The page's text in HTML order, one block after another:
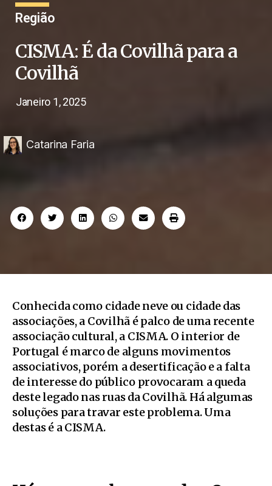
Região
CISMA: É da Covilhã para a
Covilhã
Janeiro 1, 2025
Catarina Faria
Conhecida como cidade neve ou cidade das
associações, a Covilhã é palco de uma recente
associação cultural, a CISMA. O interior de
Portugal é marco de alguns movimentos
associativos, porém a desertificação e a falta
de interesse do público provocaram a queda
deste legado nas ruas da Covilhã. Há algumas
soluções para travar este problema. Uma
destas é a CISMA.